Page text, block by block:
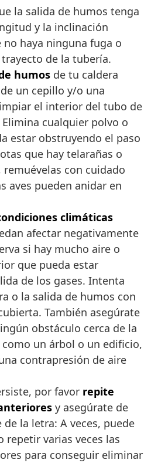
la salida de humos tenga
y la inclinación
no haya ninguna fuga o
de la tubería.
humos de tu caldera
un cepillo y/o una
el interior del tubo de
cualquier polvo o
estar obstruyendo el paso
que hay telarañas o
con cuidado
aves pueden anidar en
climáticas
afectar negativamente
si hay mucho aire o
que pueda estar
de los gases. Intenta
o la salida de humos con
También asegúrate
obstáculo cerca de la
un árbol o un edificio,
contrapresión de aire
por favor repite
y asegúrate de
la letra: A veces, puede
repetir varias veces las
para conseguir eliminar